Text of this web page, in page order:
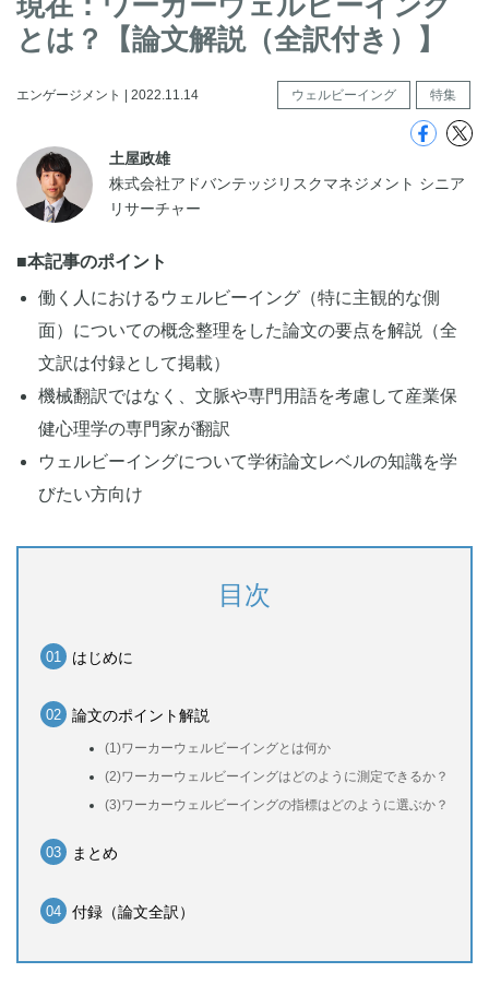
とは？【論文解説（全訳付き）】
エンゲージメント | 2022.11.14 ウェルビーイング 特集
土屋政雄
株式会社アドバンテッジリスクマネジメント シニア
リサーチャー
■本記事のポイント
働く人におけるウェルビーイング（特に主観的な側
面）についての概念整理をした論文の要点を解説（全
文訳は付録として掲載）
機械翻訳ではなく、文脈や専門用語を考慮して産業保
健心理学の専門家が翻訳
ウェルビーイングについて学術論文レベルの知識を学
びたい方向け
目次
はじめに
論文のポイント解説
(1)ワーカーウェルビーイングとは何か
(2)ワーカーウェルビーイングはどのように測定できるか？
(3)ワーカーウェルビーイングの指標はどのように選ぶか？
まとめ
付録（論文全訳）